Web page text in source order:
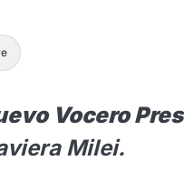
Vocero
Milei.